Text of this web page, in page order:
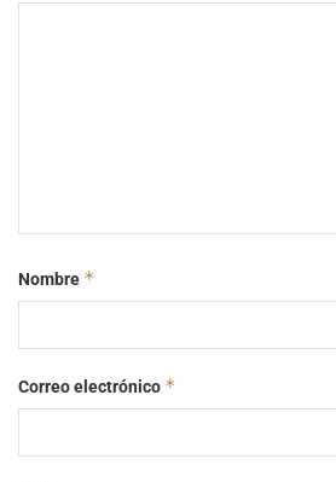
Nombre *
Correo electrónico *